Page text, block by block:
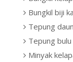
Bungkil biji
Tepung
Tepung
Minyak